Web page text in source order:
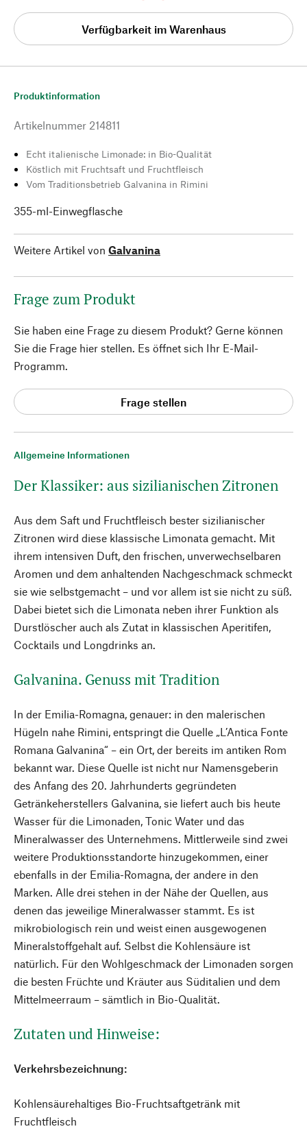
Verfügbarkeit im Warenhaus
Allgemeine Informationen
Der Klassiker: aus sizilianischen Zitronen
Aus dem Saft und Fruchtfleisch bester sizilianischer
Zitronen wird diese klassische Limonata gemacht. Mit
ihrem intensiven Duft, den frischen, unverwechselbaren
Aromen und dem anhaltenden Nachgeschmack schmeckt
sie wie selbstgemacht – und vor allem ist sie nicht zu süß.
Dabei bietet sich die Limonata neben ihrer Funktion als
Durstlöscher auch als Zutat in klassischen Aperitifen,
Cocktails und Longdrinks an.
Galvanina. Genuss mit Tradition
In der Emilia-Romagna, genauer: in den malerischen
Hügeln nahe Rimini, entspringt die Quelle „L’Antica Fonte
Romana Galvanina“ – ein Ort, der bereits im antiken Rom
bekannt war. Diese Quelle ist nicht nur Namensgeberin
des Anfang des 20. Jahrhunderts gegründeten
Getränkeherstellers Galvanina, sie liefert auch bis heute
Wasser für die Limonaden, Tonic Water und das
Mineralwasser des Unternehmens. Mittlerweile sind zwei
weitere Produktionsstandorte hinzugekommen, einer
ebenfalls in der Emilia-Romagna, der andere in den
Marken. Alle drei stehen in der Nähe der Quellen, aus
denen das jeweilige Mineralwasser stammt. Es ist
mikrobiologisch rein und weist einen ausgewogenen
Mineralstoffgehalt auf. Selbst die Kohlensäure ist
natürlich. Für den Wohlgeschmack der Limonaden sorgen
die besten Früchte und Kräuter aus Süditalien und dem
Mittelmeerraum – sämtlich in Bio-Qualität.
Zutaten und Hinweise:
Verkehrsbezeichnung:
Kohlensäurehaltiges Bio-Fruchtsaftgetränk mit
Fruchtfleisch
Produktinformation
Artikelnummer 214811
Echt italienische Limonade: in Bio-Qualität
Köstlich mit Fruchtsaft und Fruchtfleisch
Vom Traditionsbetrieb Galvanina in Rimini
355-ml-Einwegflasche
Weitere Artikel von Galvanina
Frage zum Produkt
Sie haben eine Frage zu diesem Produkt? Gerne können
Sie die Frage hier stellen. Es öffnet sich Ihr E-Mail-
Programm.
Frage stellen